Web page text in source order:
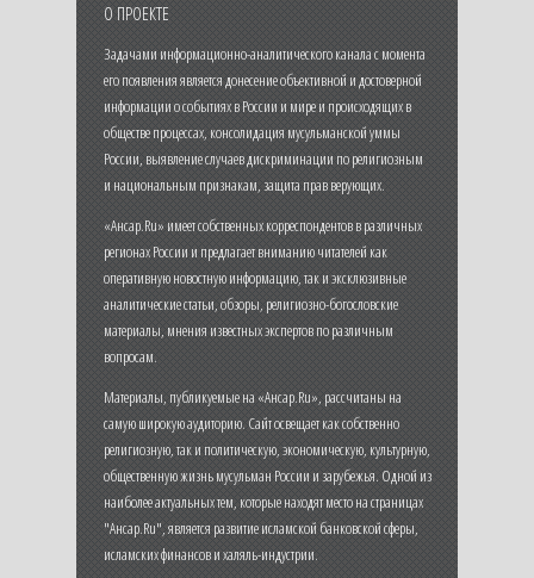
О ПРОЕКТЕ
Задачами информационно-аналитического канала с момента
его появления является донесение объективной и достоверной
информации о событиях в России и мире и происходящих в
обществе процессах, консолидация мусульманской уммы
России, выявление случаев дискриминации по религиозным
и национальным признакам, защита прав верующих.
«Ансар.Ru» имеет собственных корреспондентов в различных
регионах России и предлагает вниманию читателей как
оперативную новостную информацию, так и эксклюзивные
аналитические статьи, обзоры, религиозно-богословские
материалы, мнения известных экспертов по различным
вопросам.
Материалы, публикуемые на «Ансар.Ru», рассчитаны на
самую широкую аудиторию. Сайт освещает как собственно
религиозную, так и политическую, экономическую, культурную,
общественную жизнь мусульман России и зарубежья. Одной из
наиболее актуальных тем, которые находят место на страницах
"Ансар.Ru", является развитие исламской банковской сферы,
исламских финансов и халяль-индустрии.